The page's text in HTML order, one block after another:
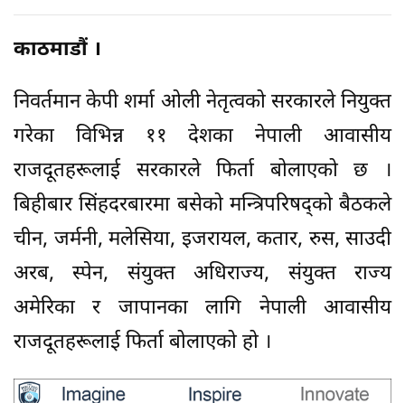
काठमाडौं ।
निवर्तमान केपी शर्मा ओली नेतृत्वको सरकारले नियुक्त
गरेका विभिन्न ११ देशका नेपाली आवासीय
राजदूतहरूलाई सरकारले फिर्ता बोलाएको छ ।
बिहीबार सिंहदरबारमा बसेको मन्त्रिपरिषद्को बैठकले
चीन, जर्मनी, मलेसिया, इजरायल, कतार, रुस, साउदी
अरब, स्पेन, संयुक्त अधिराज्य, संयुक्त राज्य
अमेरिका र जापानका लागि नेपाली आवासीय
राजदूतहरूलाई फिर्ता बोलाएको हो ।